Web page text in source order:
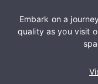
Embark on a
quality as you visit